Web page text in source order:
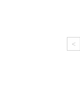
<